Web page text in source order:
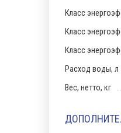
Класс
Класс
Класс
Расход воды, л
Вес, нетто, кг